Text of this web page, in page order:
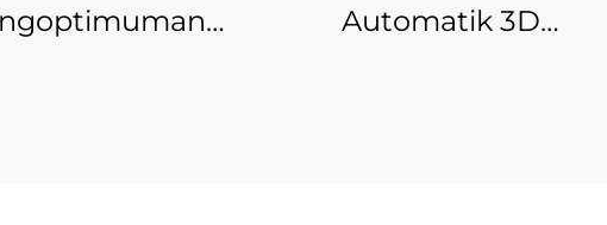
Automatik 3D